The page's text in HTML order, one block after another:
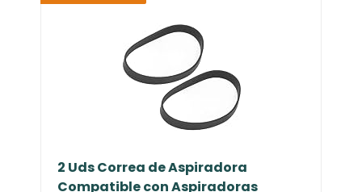
2 Uds Correa de Aspiradora
Compatible con Aspiradoras